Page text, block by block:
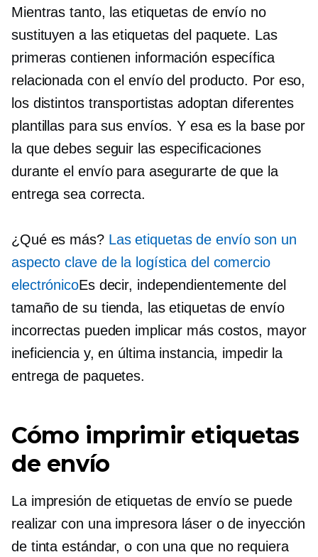
Mientras tanto, las etiquetas de envío no
sustituyen a las etiquetas del paquete. Las
primeras contienen información específica
relacionada con el envío del producto. Por eso,
los distintos transportistas adoptan diferentes
plantillas para sus envíos. Y esa es la base por
la que debes seguir las especificaciones
durante el envío para asegurarte de que la
entrega sea correcta.
¿Qué es más?Las etiquetas de envío son un
aspecto clave de la logística del comercio
electrónicoEs decir, independientemente del
tamaño de su tienda, las etiquetas de envío
incorrectas pueden implicar más costos, mayor
ineficiencia y, en última instancia, impedir la
entrega de paquetes.
Cómo imprimir etiquetas
de envío
La impresión de etiquetas de envío se puede
realizar con una impresora láser o de inyección
de tinta estándar, o con una que no requiera